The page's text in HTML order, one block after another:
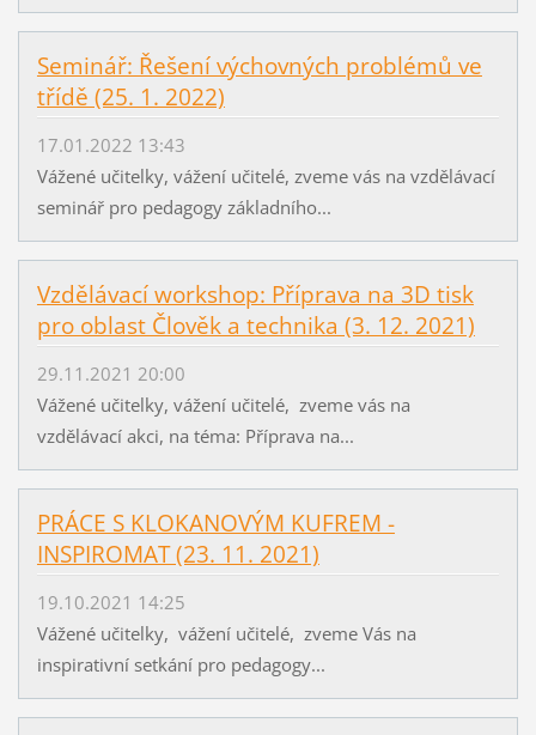
Seminář: Řešení výchovných problémů ve
třídě (25. 1. 2022)
17.01.2022 13:43
Vážené učitelky, vážení učitelé, zveme vás na vzdělávací
seminář pro pedagogy základního...
Vzdělávací workshop: Příprava na 3D tisk
pro oblast Člověk a technika (3. 12. 2021)
29.11.2021 20:00
Vážené učitelky, vážení učitelé, zveme vás na
vzdělávací akci, na téma: Příprava na...
PRÁCE S KLOKANOVÝM KUFREM -
INSPIROMAT (23. 11. 2021)
19.10.2021 14:25
Vážené učitelky, vážení učitelé, zveme Vás na
inspirativní setkání pro pedagogy...